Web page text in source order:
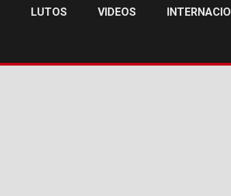
LUTOS VIDEOS